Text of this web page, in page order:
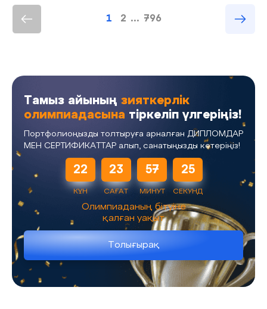
1 2 ... 796
Тамыз айының зияткерлік
олимпиадасына тіркеліп үлгеріңіз!
Портфолиоңызды толтыруға арналған ДИПЛОМДАР
МЕН СЕРТИФИКАТТАР алып, санатыңызды көтеріңіз!
22
КҮН
23
САҒАТ
57
МИНУТ
24
СЕКУНД
Олимпиаданың бітуіне
қалған уақыт
Толығырақ